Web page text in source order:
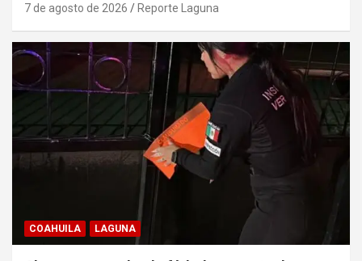
7 de agosto de 2026 Reporte Laguna
COAHUILA LAGUNA